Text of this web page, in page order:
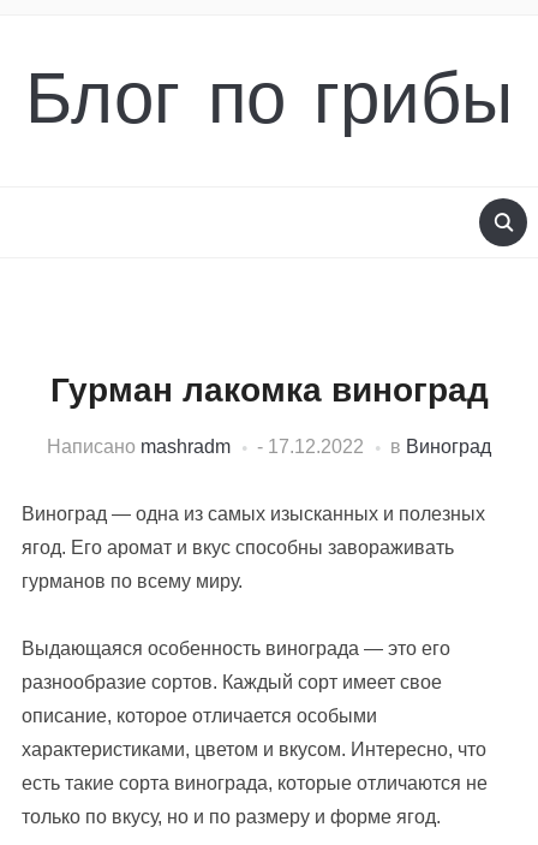
Блог по грибы
Гурман лакомка виноград
Написано mashradm - 17.12.2022 в Виноград
Виноград — одна из самых изысканных и полезных
ягод. Его аромат и вкус способны завораживать
гурманов по всему миру.
Выдающаяся особенность винограда — это его
разнообразие сортов. Каждый сорт имеет свое
описание, которое отличается особыми
характеристиками, цветом и вкусом. Интересно, что
есть такие сорта винограда, которые отличаются не
только по вкусу, но и по размеру и форме ягод.